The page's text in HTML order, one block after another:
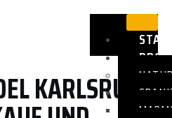
KARLSRUHE